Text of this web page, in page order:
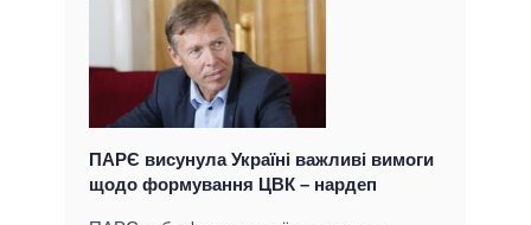
ПАРЄ висунула Україні важливі вимоги
щодо формування ЦВК – нардеп